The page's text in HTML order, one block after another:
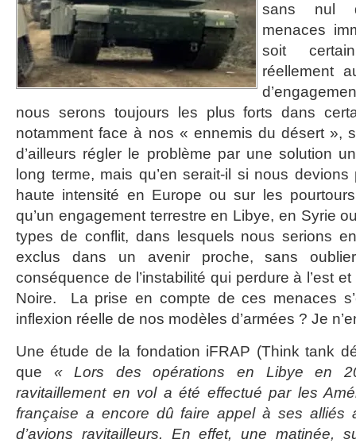
sans nul
menaces
soit
réellement
nous serons toujours les plus forts dans
notamment face à nos « ennemis du désert »,
d’ailleurs régler le problème par une solution
long terme, mais qu’en serait-il si nous
haute intensité en Europe ou sur les
qu’un engagement terrestre en Libye, en Syrie
types de conflit, dans lesquels nous serions
exclus dans un avenir proche, sans
conséquence de l’instabilité qui perdure à l’est
Noire. La prise en compte de ces menaces
inflexion réelle de nos modèles d’armées ? Je
Une étude de la fondation iFRAP (Think tank
que « Lors des opérations en Libye en
ravitaillement en vol a été effectué par les
française a encore dû faire appel à ses alliés
d’avions ravitailleurs. En effet, une matinée,